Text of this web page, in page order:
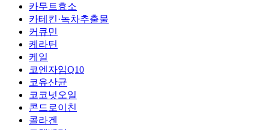
카무트효소
카테킨·녹차추출물
커큐민
케라틴
케일
코엔자임Q10
코유산균
코코넛오일
콘드로이친
콜라겐